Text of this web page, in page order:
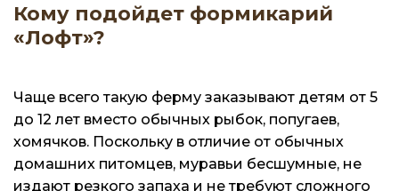
Кому подойдет формикарий
«Лофт»?
Чаще всего такую ферму заказывают детям от 5
до 12 лет вместо обычных рыбок, попугаев,
хомячков. Поскольку в отличие от обычных
домашних питомцев, муравьи бесшумные, не
издают резкого запаха и не требуют сложного